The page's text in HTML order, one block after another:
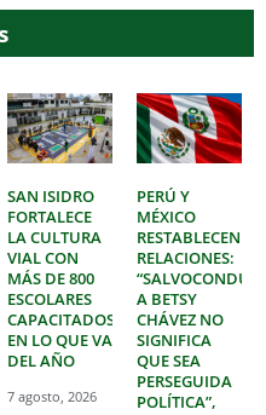
SAN ISIDRO
FORTALECE
LA CULTURA
VIAL CON
MÁS DE 800
ESCOLARES
CAPACITADOS
EN LO QUE VA
DEL AÑO
7 agosto, 2026
PERÚ Y
MÉXICO
RESTABLECEN
RELACIONES:
A BETSY
CHÁVEZ NO
SIGNIFICA
QUE SEA
PERSEGUIDA
POLÍTICA”,